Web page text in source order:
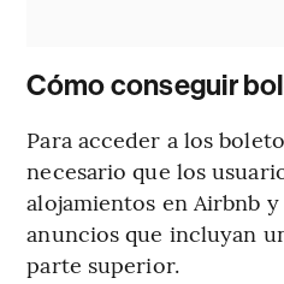
Cómo conseguir
Para acceder a los
necesario que los
alojamientos en Airbnb
anuncios que incluyan
parte superior.